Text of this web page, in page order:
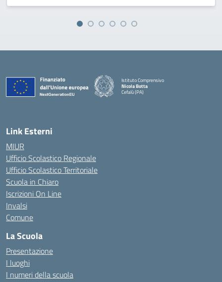
Istituto Comprensivo
Nicola Botta
Cefalù (PA)
Link Esterni
MIUR
Ufficio Scolastico Regionale
Ufficio Scolastico Territoriale
Scuola in Chiaro
Iscrizioni On Line
Invalsi
Comune
La Scuola
Presentazione
I luoghi
I numeri della scuola